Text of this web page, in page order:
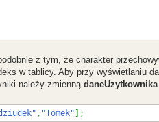
z tym, że charakter
w tablicy. Aby przy wyświetlaniu
należy zmienną daneUzytkownika
, "Tomek" ;